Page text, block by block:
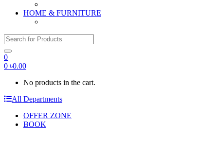
HOME & FURNITURE
Search for:
0
0 ৳0.00
No products in the cart.
All Departments
OFFER ZONE
BOOK